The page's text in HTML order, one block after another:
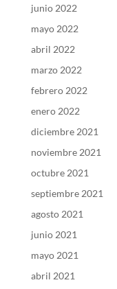
junio 2022
mayo 2022
abril 2022
marzo 2022
febrero 2022
enero 2022
diciembre 2021
noviembre 2021
octubre 2021
septiembre 2021
agosto 2021
junio 2021
mayo 2021
abril 2021